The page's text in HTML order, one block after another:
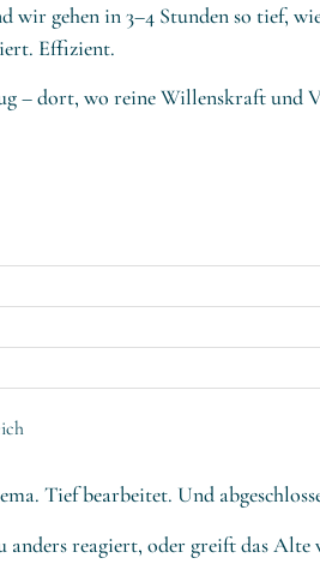
gehen in 3–4 Stunden so tief,
Effizient.
– dort, wo reine Willenskraft und
Tief bearbeitet. Und
anders reagiert, oder greift das Alte